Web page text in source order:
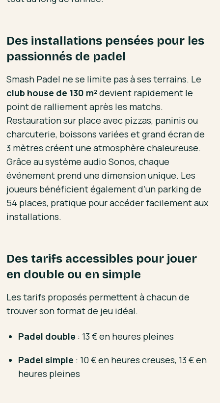
Des installations pensées pour les
passionnés de padel
Smash Padel ne se limite pas à ses terrains. Le
club house de 130 m²devient rapidement le
point de ralliement après les matchs.
Restauration sur place avec pizzas, paninis ou
charcuterie, boissons variées et grand écran de
3 mètres créent une atmosphère chaleureuse.
Grâce au système audio Sonos, chaque
événement prend une dimension unique. Les
joueurs bénéficient également d’un parking de
54 places, pratique pour accéder facilement aux
installations.
Des tarifs accessibles pour jouer
en double ou en simple
Les tarifs proposés permettent à chacun de
trouver son format de jeu idéal.
Padel double : 13 € en heures pleines
Padel simple : 10 € en heures creuses, 13 € en
heures pleines